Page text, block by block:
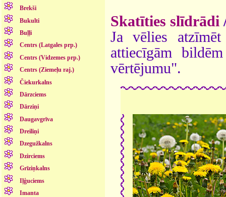
Brekši
Bukulti
Buļļi
Centrs (Latgales prp.)
Centrs (Vidzemes prp.)
Centrs (Ziemeļu raj.)
Čiekurkalns
Dārzciems
Dārziņi
Daugavgrīva
Dreiliņi
Dzegužkalns
Dzirciems
Grīziņkalns
Iļģuciems
Imanta
Skatīties slīdrādi
Ja vēlies
attiecīgām
vērtējumu".